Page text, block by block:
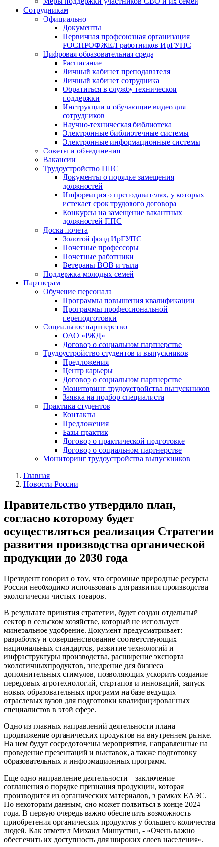
Сотрудникам
Официально
Документы
Первичная профсоюзная организация
РОСПРОФЖЕЛ работников ИрГУПС
Цифровая образовательная среда
Расписание
Личный кабинет преподавателя
Личный кабинет сотрудника
Обратиться в службу технической
поддержки
Инструкции и обучающие видео для
сотрудников
Научно-техническая библиотека
Электронные библиотечные системы
Электронные информационные системы
Советы и объединения
Вакансии
Трудоустройство ППС
Документы о порядке замещения
должностей
Информация о преподавателях, у которых
истекает срок трудового договора
Конкурсы на замещение вакантных
должностей ППС
Доска почета
Золотой фонд ИрГУПС
Почетные профессоры
Почетные работники
Ветераны ВОВ и тыла
Поддержка молодых семей
Партнерам
Обучение персонала
Программы повышения квалификации
Программы профессиональной
переподготовки
Социальное партнерство
ОАО «РЖД»
Договор о социальном партнерстве
Трудоустройство студентов и выпускников
Предложения
Центр карьеры
Договор о социальном партнерстве
Мониторинг трудоустройства выпускников
Заявка на подбор специалиста
Практика студентов
Контакты
Предложения
Базы практик
Договор о практической подготовке
Договор о социальном партнерстве
Мониторинг трудоустройства выпускников
Главная
Новости России
Правительство утвердило план,
согласно которому будет
осуществляться реализация Стратегии
развития производства органической
продукции до 2030 года
Президент говорил о том, что огромные природные ресурсы
России необходимо использовать для развития производства
экологически чистых товаров.
В результате принятия стратегии, будет создан отдельный
сектор в сельском хозяйстве, который не использует
минеральное удобрение. Документ предусматривает:
разработку и совершенствование соответствующих
национальных стандартов, развитие технологий и
инфраструктуры производства, расширение экспорта
экологичныхпродуктов, внедрение для бизнеса
дополнительных стимулов, позволяющих ускорить создание
передовых агротехнологий, стартапов и инноваций, запуск
новых образовательных программ на базе ведущих
отраслевых вузов для подготовки квалифицированных
специалистов в этой сфере.
Одно из главных направлений деятельности плана –
продвижение органических продуктов на внутреннем рынке.
На нем будут сосредоточены мероприятия, направленные на
проведение презентаций и выставок, а также подготовку
образовательных и информационных программ.
Еще одно направление деятельности – заключение
соглашения о порядке признания продукции, которая
производится из органических материалов, в рамках ЕАЭС.
По некоторым данным, оно может появиться в конце 2024
года. В первую очередь важно обеспечить возможность
приобретения органических продуктов у большего количества
людей. Как отметил Михаил Мишустин, - «Очень важно
обеспечить их доступность для широких слоев населения».